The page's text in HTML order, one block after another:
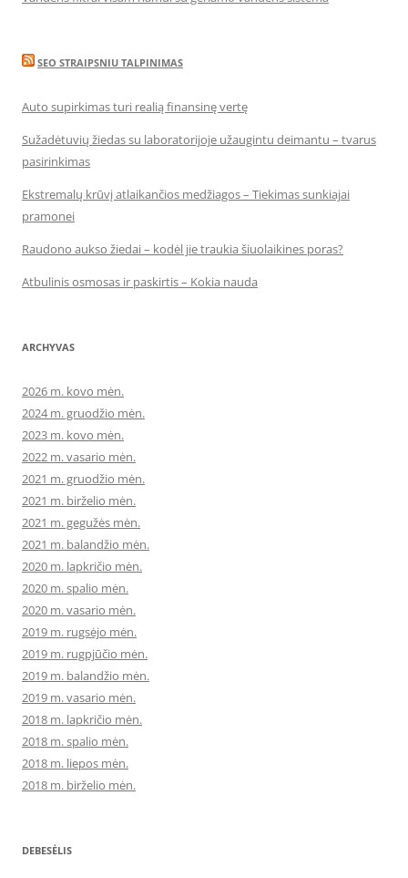
SEO STRAIPSNIU TALPINIMAS
Auto supirkimas turi realią finansinę vertę
Sužadėtuvių žiedas su laboratorijoje užaugintu deimantu – tvarus
pasirinkimas
Ekstremalų krūvį atlaikančios medžiagos – Tiekimas sunkiajai
pramonei
Raudono aukso žiedai – kodėl jie traukia šiuolaikines poras?
Atbulinis osmosas ir paskirtis – Kokia nauda
ARCHYVAS
2026 m. kovo mėn.
2024 m. gruodžio mėn.
2023 m. kovo mėn.
2022 m. vasario mėn.
2021 m. gruodžio mėn.
2021 m. birželio mėn.
2021 m. gegužės mėn.
2021 m. balandžio mėn.
2020 m. lapkričio mėn.
2020 m. spalio mėn.
2020 m. vasario mėn.
2019 m. rugsėjo mėn.
2019 m. rugpjūčio mėn.
2019 m. balandžio mėn.
2019 m. vasario mėn.
2018 m. lapkričio mėn.
2018 m. spalio mėn.
2018 m. liepos mėn.
2018 m. birželio mėn.
DEBESĖLIS